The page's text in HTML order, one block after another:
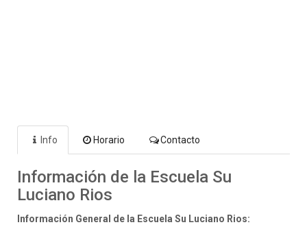
Info Horario Contacto
Información de la Escuela Su
Luciano Rios
Información General de la Escuela Su Luciano Rios: